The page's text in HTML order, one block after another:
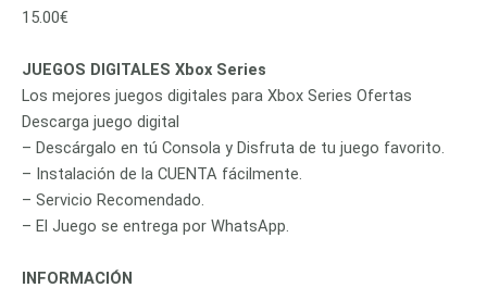
15.00€
JUEGOS DIGITALES Xbox Series
Los mejores juegos digitales para Xbox Series Ofertas
Descarga juego digital
– Descárgalo en tú Consola y Disfruta de tu juego favorito.
– Instalación de la CUENTA fácilmente.
– Servicio Recomendado.
– El Juego se entrega por WhatsApp.
INFORMACIÓN